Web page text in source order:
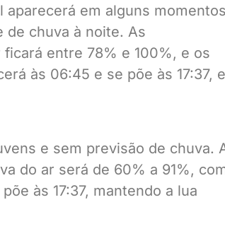
em alguns
de chuva à noite. As
entre 78% e 100%, e os
às 06:45 e se põe às 17:37,
e sem previsão de chuva.
do ar será de 60% a 91%,
às 17:37, mantendo a lua